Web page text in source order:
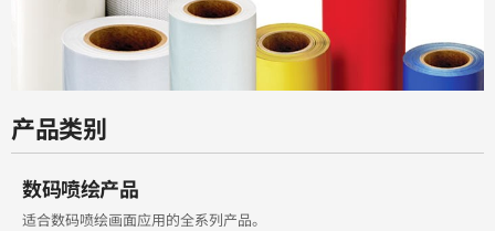
产品类别
数码喷绘产品
适合数码喷绘画面应用的全系列产品。
丝网印刷产品
车身贴膜产品